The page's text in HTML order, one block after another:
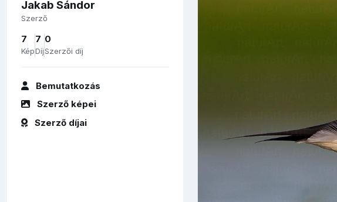
Jakab Sándor
Szerző
7
Kép
7
Díj
0
Szerzői díj
Bemutatkozás
Szerző képei
Szerző díjai